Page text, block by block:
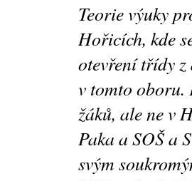
Teorie výuky
Hořicích, kde
otevření třídy
v tomto oboru.
žáků, ale ne v
Paka a SOŠ a
svým